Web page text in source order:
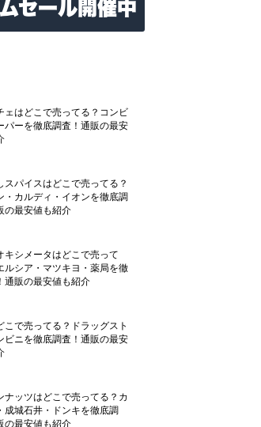
ェはどこで売ってる？コンビ
パーを徹底調査！通販の最安
スパイスはどこで売ってる？
・カルディ・イオンを徹底調
の最安値も紹介
キシメータはどこで売って
ルシア・マツキヨ・薬局を徹
通販の最安値も紹介
こで売ってる？ドラッグスト
ビニを徹底調査！通販の最安
ナッツはどこで売ってる？カ
成城石井・ドンキを徹底調
の最安値も紹介